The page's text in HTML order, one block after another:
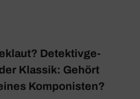
Detek­tiv­ge­
Klassik: Gehört
Kompo­nisten?